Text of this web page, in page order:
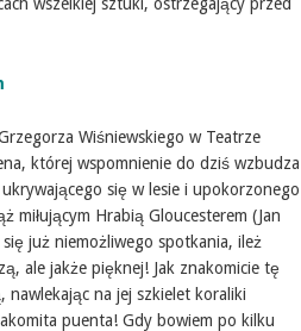
Wiśniewskiego w Teatrze
której wspomnienie do dziś wzbudza
się w lesie i upokorzonego
miłującym Hrabią Gloucesterem (Jan
już niemożliwego spotkania, ileż
ale jakże pięknej! Jak znakomicie tę
na jej szkielet koraliki
puenta! Gdy bowiem po kilku